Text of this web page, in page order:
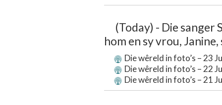
(Today) - Die sanger
hom en sy vrou,
Die wêreld in foto’s – 23
Die wêreld in foto’s – 22
Die wêreld in foto’s – 21